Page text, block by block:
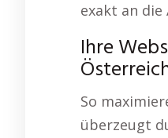
exakt an
Ihre
So
überzeugt